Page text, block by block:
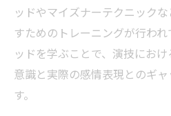
ッドやマイズナーテクニック
すためのトレーニングが行わ
ッドを学ぶことで、演技にお
意識と実際の感情表現とのギ
す。